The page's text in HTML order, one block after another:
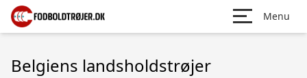
Menu
Belgiens landsholdstrøjer